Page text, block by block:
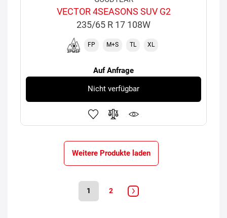
VECTOR 4SEASONS SUV G2
235/65 R 17 108W
FP M+S TL XL
Auf Anfrage
Nicht verfügbar
Weitere Produkte laden
1 2